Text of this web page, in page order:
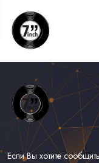
Если Вы хотите